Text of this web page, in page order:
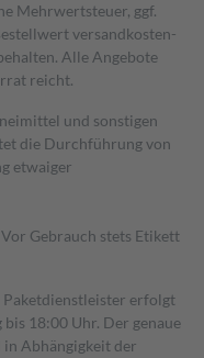
Mehrwertsteuer, ggf.
versand­kosten­
Alle Angebote
reicht.
und sonstigen
die Durchführung von
etwaiger
Gebrauch stets Etikett
Paketdienstleister erfolgt
18:00 Uhr. Der genaue
in Abhängigkeit der